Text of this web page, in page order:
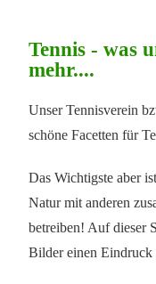
Tennis - was
mehr....
Unser Tennisverein
schöne Facetten für
Das Wichtigste aber
Natur mit anderen
betreiben! Auf dieser
Bilder einen Eindruck